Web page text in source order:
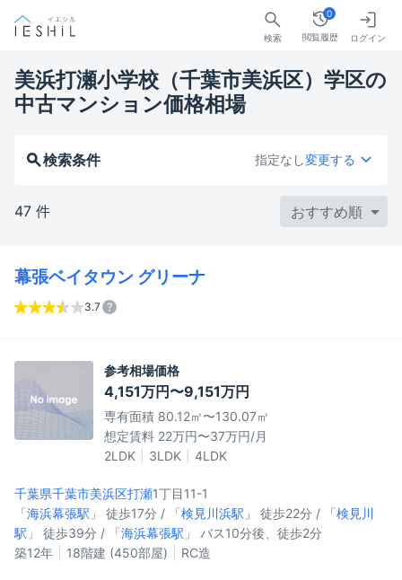
検索 閲覧履歴
0
ログイン
美浜打瀬小学校（千葉市美浜区）学区の
中古マンション価格相場
検索条件 指定なし変更する
47 件
幕張ベイタウン グリーナ
3.7
参考相場価格
4,151万円〜9,151万円
専有面積 80.12㎡〜130.07㎡
想定賃料 22万円〜37万円/月
2LDK
3LDK 4LDK
千葉県千葉市美浜区打瀬1丁目11-1
「海浜幕張駅 」 徒歩17分 / 「検見川浜駅 」 徒歩22分 / 「検見川
駅 」 徒歩39分 / 「海浜幕張駅 」 バス10分後、徒歩2分
築12年
18階建 (450部屋) RC造